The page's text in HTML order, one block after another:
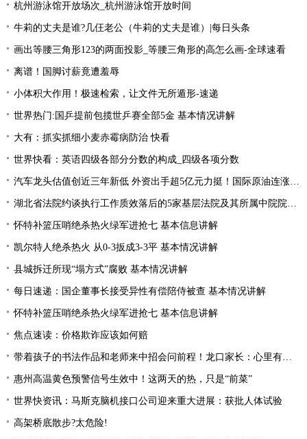
杭州游泳馆开放场次_杭州游泳馆开放时间
牛莉的丈夫是谁?几仼老公（牛莉的丈夫是谁）|每日头条
画出等腰三角形123的两面投影_等腰三角形的高怎么画-全球速看
离谱！国脚讨薪竟遭羞辱
小体积大作用！极速检索，让文件无所遁形-速递
世界热门:国乒提前包揽世乒赛全部5金 基本情况讲解
大有：抓实抓细小麦赤霉病防治 快看
世界快看：英语四级各部分分数的构成_四级各项分数
汽车龙头估值创近三年新低 外资出手超5亿元力挺！国际原油连涨两周 “聪明资金”加仓能源行业
湖北省法院约谈执行工作质效落后的5家基层法院及其所属中院院长|当前焦点
怀特补篮压哨绝杀热火绿军进抢七 基本信息讲解
凯尔特人绝杀热火 从0-3扳成3-3平 基本情况讲解
县城拆迁所现“塌方式”腐败 基本情况讲解
每日速递：国企董事长接受异性有偿陪侍被查 基本情况讲解
怀特补篮压哨绝杀热火绿军进抢七 基本信息讲解
焦点速读：价格欺诈应该如何赔
带着孩子的书法作品和老师来中招会问前程！龙口家长：心里有底了
惠州高温黄色预警信号生效中！这两天的热，只是“前菜”
世界快资讯：马斯克脑机接口公司迎来重大进展：获批人体试验
高架桥底散步?太危险!